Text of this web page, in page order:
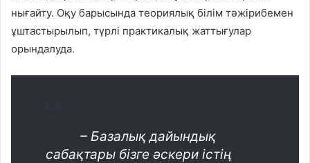
нығайту. Оқу барысында теориялық білім тәжірибемен
ұштастырылып, түрлі практикалық жаттығулар
орындалуда.
– Базалық дайындық
сабақтары бізге әскери істің